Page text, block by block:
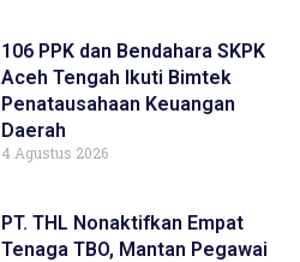
106 PPK dan Bendahara SKPK
Aceh Tengah Ikuti Bimtek
Penatausahaan Keuangan
Daerah
4 Agustus 2026
PT. THL Nonaktifkan Empat
Tenaga TBO, Mantan Pegawai